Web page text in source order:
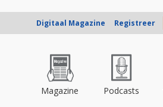
Digitaal Magazine Registreer
Magazine Podcasts